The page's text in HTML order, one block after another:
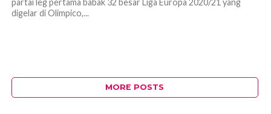
partai leg pertama babak 32 besar Liga Europa 2020/21 yang
digelar di Olimpico,...
MORE POSTS